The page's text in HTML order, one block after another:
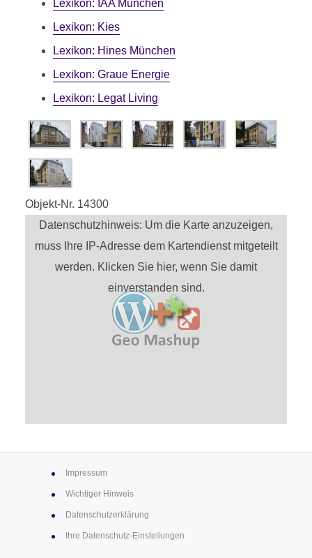
Lexikon: IAA München
Lexikon: Kies
Lexikon: Hines München
Lexikon: Graue Energie
Lexikon: Legat Living
Objekt-Nr. 14300
Datenschutzhinweis: Um die Karte anzuzeigen,
muss Ihre IP-Adresse dem Kartendienst mitgeteilt
werden. Klicken Sie hier, wenn Sie damit
einverstanden sind.
Impressum
Wichtiger Hinweis
Datenschutz­erklärung
Ihre Datenschutz-Einstellungen